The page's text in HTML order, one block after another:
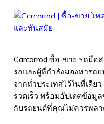
Carcarrod ซื้อ-ขาย รถมื
รถและผู้ที่กำลังมองหารถ
จากทั่วประเทศไว้ในที่เดีย
รวดเร็ว พร้อมอัปเดตข้อมู
กับรถยนต์ที่คุณไม่ควรพล